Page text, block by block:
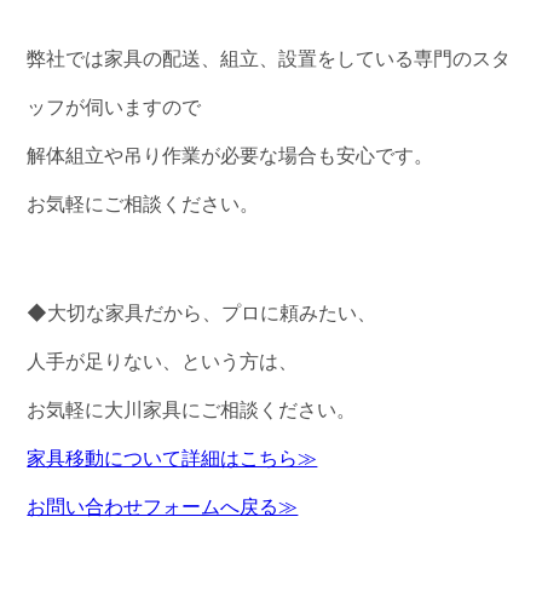
弊社では家具の配送、組立、設置をしている専門のスタ
ッフが伺いますので
解体組立や吊り作業が必要な場合も安心です。
お気軽にご相談ください。
◆大切な家具だから、プロに頼みたい、
人手が足りない、という方は、
お気軽に大川家具にご相談ください。
家具移動について詳細はこちら≫
お問い合わせフォームへ戻る≫